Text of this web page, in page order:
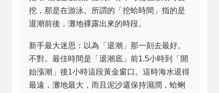
挖，那是在游泳。所謂的「挖蛤時間」指的是
退潮前後，灘地裸露出來的時段。
新手最大迷思：以為「退潮」那一刻去最好。
不對。最佳時間是「退潮底」前1.5小時到「開
始漲潮」後1小時這段黃金窗口。這時海水退得
最遠，灘地最大，而且泥沙還保持濕潤，蛤蜊